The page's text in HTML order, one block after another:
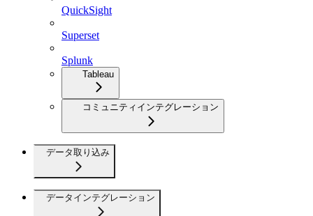
QuickSight
Superset
Splunk
Tableau
コミュニティインテグレーション
データ取り込み
データインテグレーション